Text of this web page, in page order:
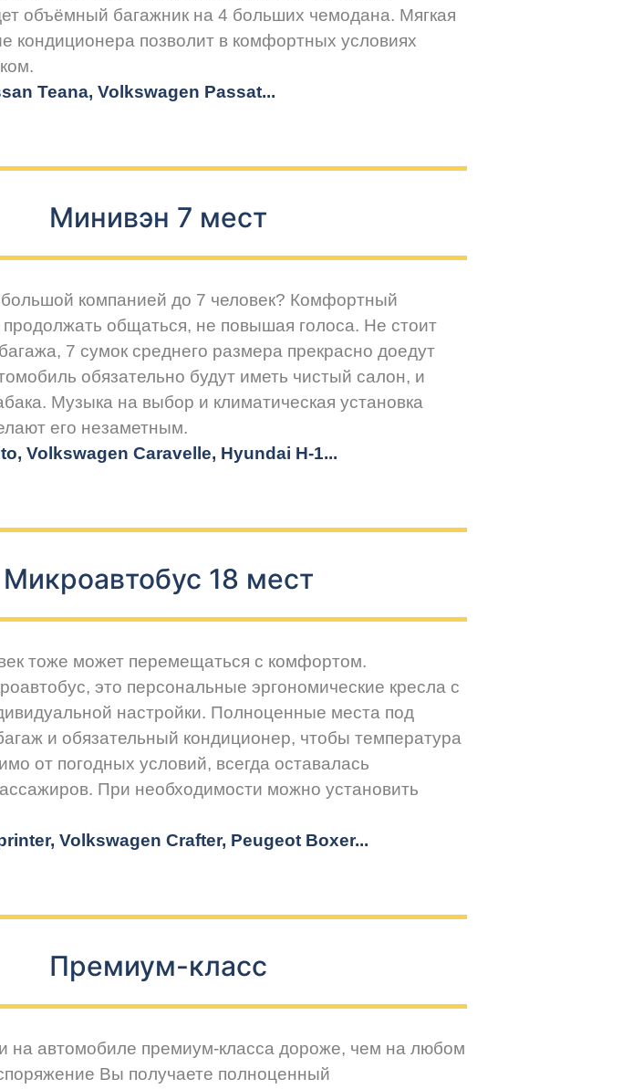
объёмный багажник на 4 больших чемодана. Мягкая
кондиционера позволит в комфортных условиях
Teana, Volkswagen Passat...
Минивэн 7 мест
компанией до 7 человек? Комфортный
общаться, не повышая голоса. Не стоит
7 сумок среднего размера прекрасно доедут
обязательно будут иметь чистый салон, и
Музыка на выбор и климатическая установка
его незаметным.
Volkswagen Caravelle, Hyundai H-1...
Микроавтобус 18 мест
тоже может перемещаться с комфортом.
это персональные эргономические кресла с
настройки. Полноценные места под
и обязательный кондиционер, чтобы температура
от погодных условий, всегда оставалась
При необходимости можно установить
Volkswagen Crafter, Peugeot Boxer...
Премиум-класс
на автомобиле премиум-класса дороже, чем на любом
Вы получаете полноценный